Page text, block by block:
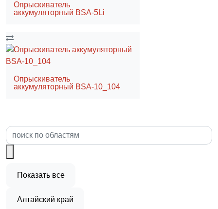
Опрыскиватель
аккумуляторный BSA-5Li
Опрыскиватель
аккумуляторный BSA-10_104
Показать все
Алтайский край